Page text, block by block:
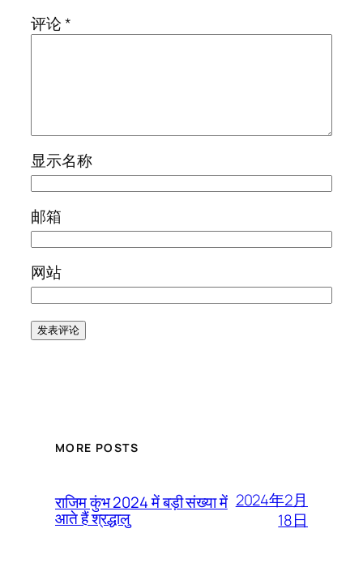
评论*
显示名称
邮箱
网站
MORE POSTS
राजिम कुंभ 2024 में बड़ी संख्या में
आते हैं श्रद्धालु
2024年2月
18日